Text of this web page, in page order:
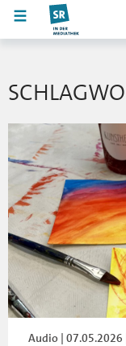
Audio | 07.05.2026